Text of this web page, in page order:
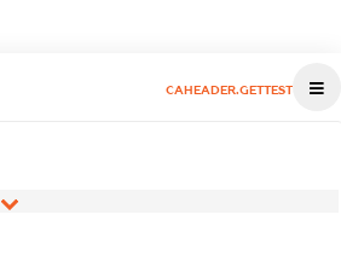
CAHEADER.GETTEST